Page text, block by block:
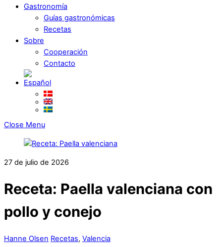
Gastronomía
Guías gastronómicas
Recetas
Sobre
Cooperación
Contacto
Close Menu
27 de julio de 2026
Receta: Paella valenciana con
pollo y conejo
Hanne Olsen Recetas, Valencia